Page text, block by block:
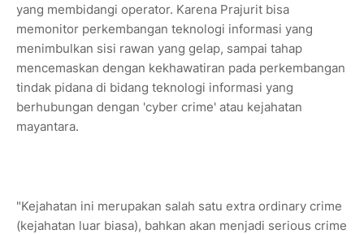
yang membidangi operator. Karena Prajurit bisa
memonitor perkembangan teknologi informasi yang
menimbulkan sisi rawan yang gelap, sampai tahap
mencemaskan dengan kekhawatiran pada perkembangan
tindak pidana di bidang teknologi informasi yang
berhubungan dengan 'cyber crime' atau kejahatan
mayantara.
"Kejahatan ini merupakan salah satu extra ordinary crime
(kejahatan luar biasa), bahkan akan menjadi serious crime